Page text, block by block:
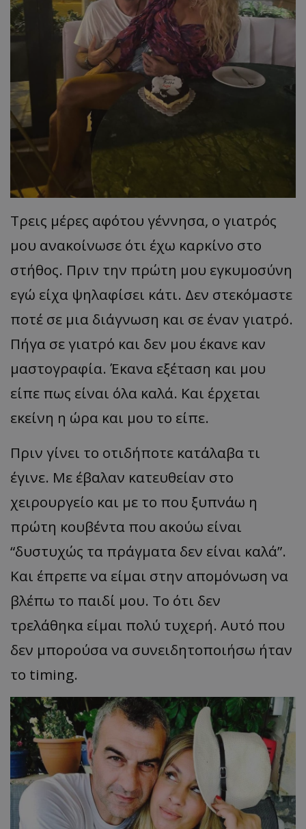
Τρεις μέρες αφότου γέννησα, ο γιατρός
μου ανακοίνωσε ότι έχω καρκίνο στο
στήθος. Πριν την πρώτη μου εγκυμοσύνη
εγώ είχα ψηλαφίσει κάτι. Δεν στεκόμαστε
ποτέ σε μια διάγνωση και σε έναν γιατρό.
Πήγα σε γιατρό και δεν μου έκανε καν
μαστογραφία. Έκανα εξέταση και μου
είπε πως είναι όλα καλά. Και έρχεται
εκείνη η ώρα και μου το είπε.
Πριν γίνει το οτιδήποτε κατάλαβα τι
έγινε. Με έβαλαν κατευθείαν στο
χειρουργείο και με το που ξυπνάω η
πρώτη κουβέντα που ακούω είναι
“δυστυχώς τα πράγματα δεν είναι καλά”.
Και έπρεπε να είμαι στην απομόνωση να
βλέπω το παιδί μου. Το ότι δεν
τρελάθηκα είμαι πολύ τυχερή. Αυτό που
δεν μπορούσα να συνειδητοποιήσω ήταν
το timing.